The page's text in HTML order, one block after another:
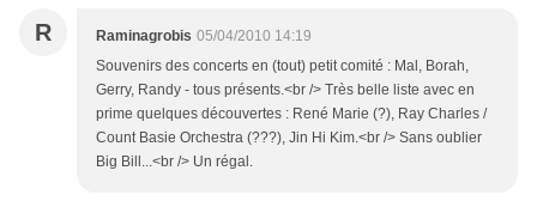
R Raminagrobis 05/04/2010 14:19
Souvenirs des concerts en (tout) petit comité : Mal, Borah,
Gerry, Randy - tous présents.<br /> Très belle liste avec en
prime quelques découvertes : René Marie (?), Ray Charles /
Count Basie Orchestra (???), Jin Hi Kim.<br /> Sans oublier
Big Bill...<br /> Un régal.